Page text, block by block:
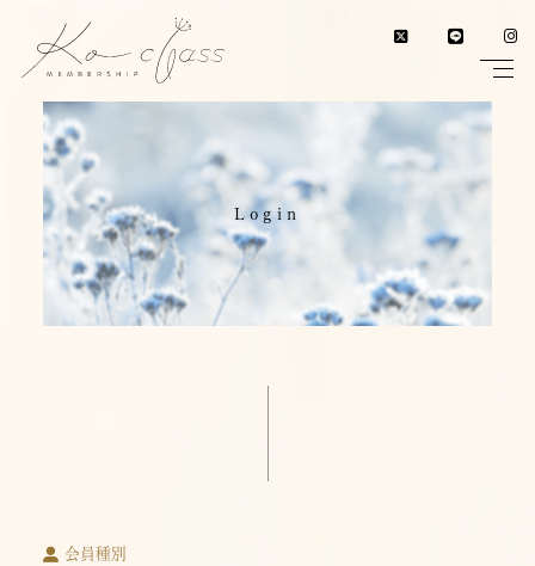
Login
会員種別